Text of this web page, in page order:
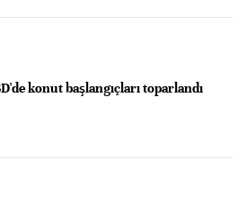
konut başlangıçları toparlandı